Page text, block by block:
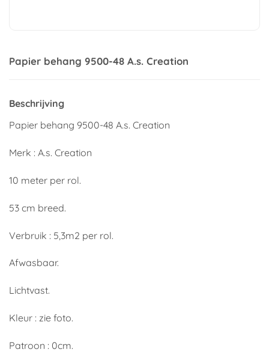
Papier behang 9500-48 A.s. Creation
Beschrijving
Papier behang 9500-48 A.s. Creation
Merk : A.s. Creation
10 meter per rol.
53 cm breed.
Verbruik : 5,3m2 per rol.
Afwasbaar.
Lichtvast.
Kleur : zie foto.
Patroon : 0cm.